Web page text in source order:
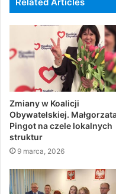
Zmiany w Koalicji
Obywatelskiej.
Pingot na czele lokalnych
struktur
9 marca, 2026